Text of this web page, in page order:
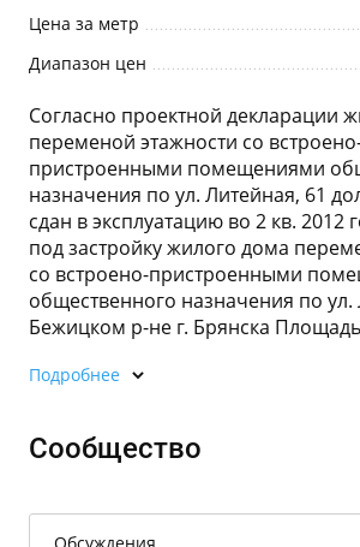
Цена за метр
Диапазон цен
Согласно проектной декларации
переменой этажности со
пристроенными помещениями
назначения по ул. Литейная, 61
сдан в эксплуатацию во 2 кв. 2012
под застройку жилого дома
со встроено-пристроенными
общественного назначения по ул.
Бежицком р-не г. Брянска Площадь
Подробнее
Сообщество